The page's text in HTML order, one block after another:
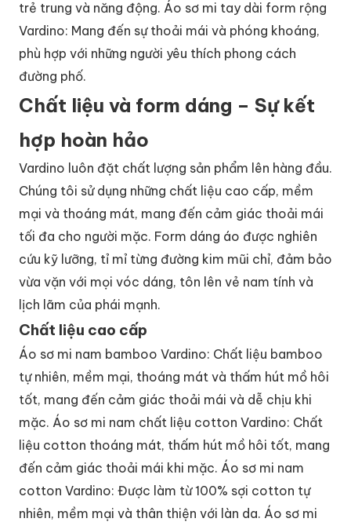
trẻ trung và năng động. Áo sơ mi tay dài form rộng
Vardino: Mang đến sự thoải mái và phóng khoáng,
phù hợp với những người yêu thích phong cách
đường phố.
Chất liệu và form dáng – Sự kết
hợp hoàn hảo
Vardino luôn đặt chất lượng sản phẩm lên hàng đầu.
Chúng tôi sử dụng những chất liệu cao cấp, mềm
mại và thoáng mát, mang đến cảm giác thoải mái
tối đa cho người mặc. Form dáng áo được nghiên
cứu kỹ lưỡng, tỉ mỉ từng đường kim mũi chỉ, đảm bảo
vừa vặn với mọi vóc dáng, tôn lên vẻ nam tính và
lịch lãm của phái mạnh.
Chất liệu cao cấp
Áo sơ mi nam bamboo Vardino: Chất liệu bamboo
tự nhiên, mềm mại, thoáng mát và thấm hút mồ hôi
tốt, mang đến cảm giác thoải mái và dễ chịu khi
mặc. Áo sơ mi nam chất liệu cotton Vardino: Chất
liệu cotton thoáng mát, thấm hút mồ hôi tốt, mang
đến cảm giác thoải mái khi mặc. Áo sơ mi nam
cotton Vardino: Được làm từ 100% sợi cotton tự
nhiên, mềm mại và thân thiện với làn da. Áo sơ mi